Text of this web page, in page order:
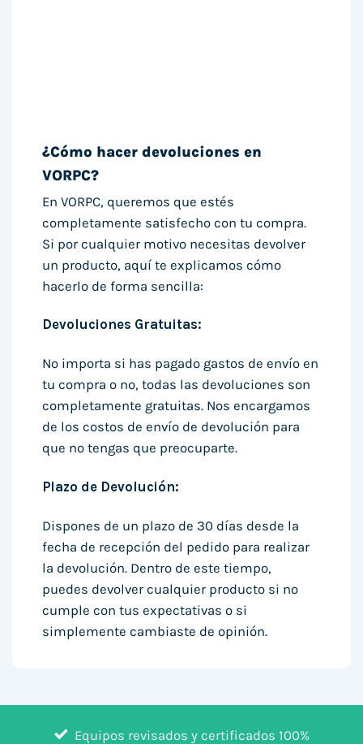
¿Cómo hacer devoluciones en
VORPC?
En VORPC, queremos que estés
completamente satisfecho con tu compra.
Si por cualquier motivo necesitas devolver
un producto, aquí te explicamos cómo
hacerlo de forma sencilla:
Devoluciones Gratuitas:
No importa si has pagado gastos de envío en
tu compra o no, todas las devoluciones son
completamente gratuitas. Nos encargamos
de los costos de envío de devolución para
que no tengas que preocuparte.
Plazo de Devolución:
Dispones de un plazo de 30 días desde la
fecha de recepción del pedido para realizar
la devolución. Dentro de este tiempo,
puedes devolver cualquier producto si no
cumple con tus expectativas o si
simplemente cambiaste de opinión.
Equipos revisados y certificados 100%